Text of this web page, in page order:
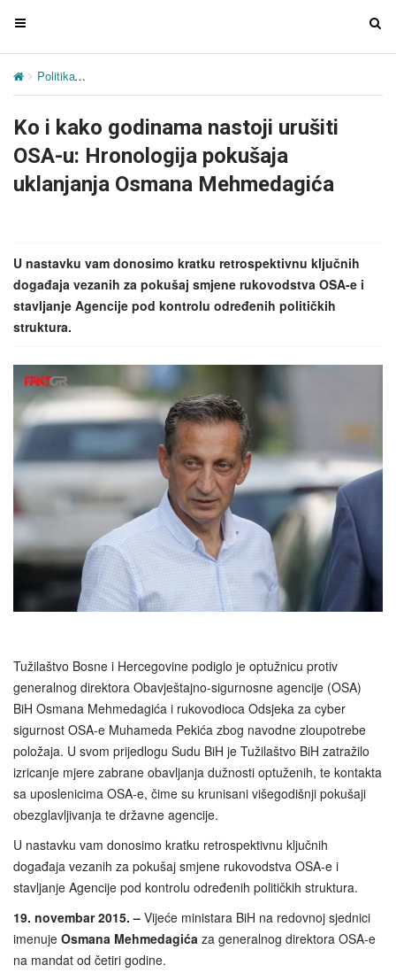
T
g
e
n
v
a
T
Politika
Ko i kako godinama nastoji urušiti
OSA-u: Hronologija pokušaja
uklanjanja Osmana Mehmedagića
U nastavku vam donosimo kratku retrospektivnu ključnih
događaja vezanih za pokušaj smjene rukovodstva OSA-e i
stavljanje Agencije pod kontrolu određenih političkih
struktura.
Tužilaštvo Bosne i Hercegovine podiglo je optužnicu protiv
generalnog direktora Obavještajno-sigurnosne agencije (OSA)
BiH Osmana Mehmedagića i rukovodioca Odsjeka za cyber
sigurnost OSA-e Muhameda Pekića zbog navodne zloupotrebe
položaja. U svom prijedlogu Sudu BiH je Tužilaštvo BiH zatražilo
izricanje mjere zabrane obavljanja dužnosti optuženih, te kontakta
sa uposlenicima OSA-e, čime su krunisani višegodišnji pokušaji
obezglavljivanja te državne agencije.
U nastavku vam donosimo kratku retrospektivnu ključnih
događaja vezanih za pokušaj smjene rukovodstva OSA-e i
stavljanje Agencije pod kontrolu određenih političkih struktura.
19. novembar 2015. – Vijeće ministara BiH na redovnoj sjednici
imenuje Osmana Mehmedagića za generalnog direktora OSA-e
na mandat od četiri godine.